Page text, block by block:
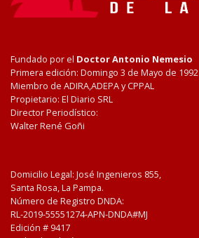
Fundado por el Doctor Antonio Nemesio
Primera edición: Domingo 3 de Mayo de 1992
Miembro de ADIRA,ADEPA y CPPAL
Propietario: El Diario SRL
Director Periodístico:
Walter René Goñi
Domicilio Legal: José Ingenieros 855,
Santa Rosa, La Pampa.
Número de Registro DNDA:
RL-2019-55551274-APN-DNDA#MJ
Edición # 9417